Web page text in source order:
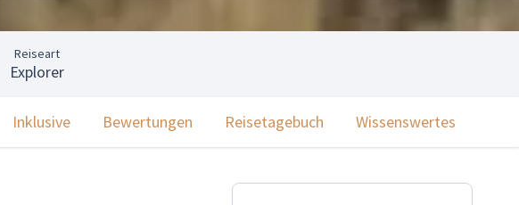
Reiseart
Explorer
Inklusive Bewertungen Reisetagebuch Wissenswertes